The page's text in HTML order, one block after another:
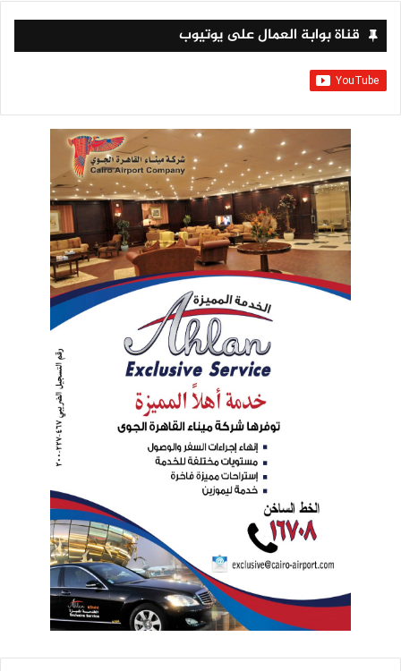
قناة بوابة العمال على يوتيوب